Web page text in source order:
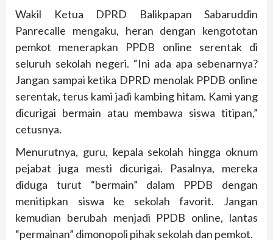
Wakil Ketua DPRD Balikpapan Sabaruddin
Panrecalle mengaku, heran dengan kengototan
pemkot menerapkan PPDB online serentak di
seluruh sekolah negeri. “Ini ada apa sebenarnya?
Jangan sampai ketika DPRD menolak PPDB online
serentak, terus kami jadi kambing hitam. Kami yang
dicurigai bermain atau membawa siswa titipan,”
cetusnya.
Menurutnya, guru, kepala sekolah hingga oknum
pejabat juga mesti dicurigai. Pasalnya, mereka
diduga turut “bermain” dalam PPDB dengan
menitipkan siswa ke sekolah favorit. Jangan
kemudian berubah menjadi PPDB online, lantas
“permainan” dimonopoli pihak sekolah dan pemkot.